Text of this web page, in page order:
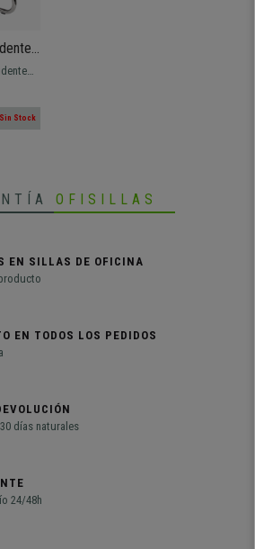
y
al
Sin Stock
OFISILLAS
EN SILLAS DE OFICINA
EN TODOS LOS PEDIDOS
días naturales
24/48h